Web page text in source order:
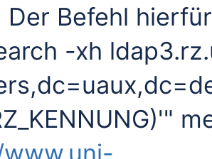
Der Befehl
-xh